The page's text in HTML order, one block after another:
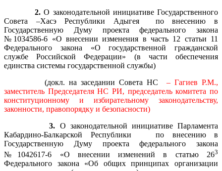
2.О законодательной инициативе Государственного
Совета –Хасэ Республики Адыгея по внесению в
Государственную Думу проекта федерального закона
№1034586-6 «О внесении изменения в часть 12 статьи 11
Федерального закона «О государственной гражданской
службе Российской Федерации» (в части обеспечения
единства системы государственной службы)
(докл. на заседании Совета НС – Гагиев Р.М.,
заместитель Председателя НС РИ, председатель комитета по
конституционному и избирательному законодательству,
законности, правопорядку и безопасности)
3. О законодательной инициативе Парламента
Кабардино-Балкарской Республики по внесению в
Государственную Думу проекта федерального закона
№1042617-6 «О внесении изменений в статью 263
Федерального закона «Об общих принципах организации